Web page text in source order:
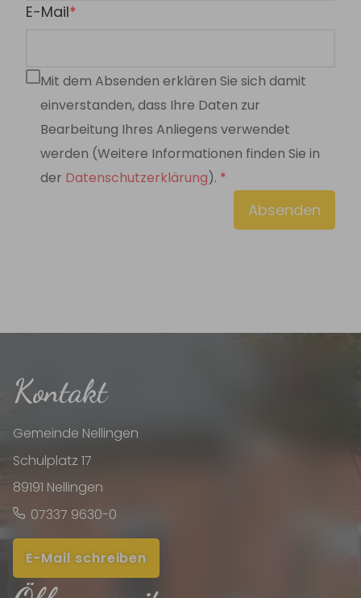
E-Mail
Mit dem Absenden erklären Sie sich damit
einverstanden, dass Ihre Daten zur
Bearbeitung Ihres Anliegens verwendet
werden (Weitere Informationen finden Sie in
der Datenschutzerklärung).
Absenden
Kontakt
Gemeinde Nellingen
Schulplatz 17
89191 Nellingen
07337 9630-0
E-Mail schreiben